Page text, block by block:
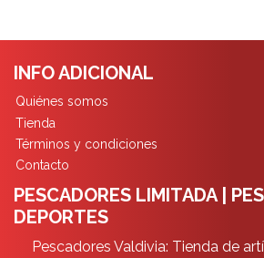
INFO ADICIONAL
Quiénes somos
Tienda
Términos y condiciones
Contacto
PESCADORES LIMITADA |
DEPORTES
Pescadores Valdivia: Tienda de